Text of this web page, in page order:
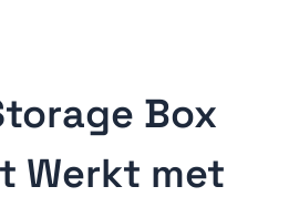
Box
Werkt met